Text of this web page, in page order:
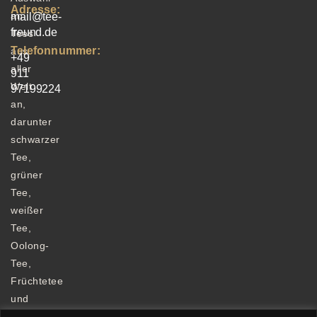
an
Tees
aus
aller
Welt
an,
darunter
schwarzer
Tee,
grüner
Tee,
weißer
Tee,
Oolong-
Tee,
Früchtetee
und
Adresse:
mail@tee-
freund.de
Telefonnummer:
+49
911
97199224